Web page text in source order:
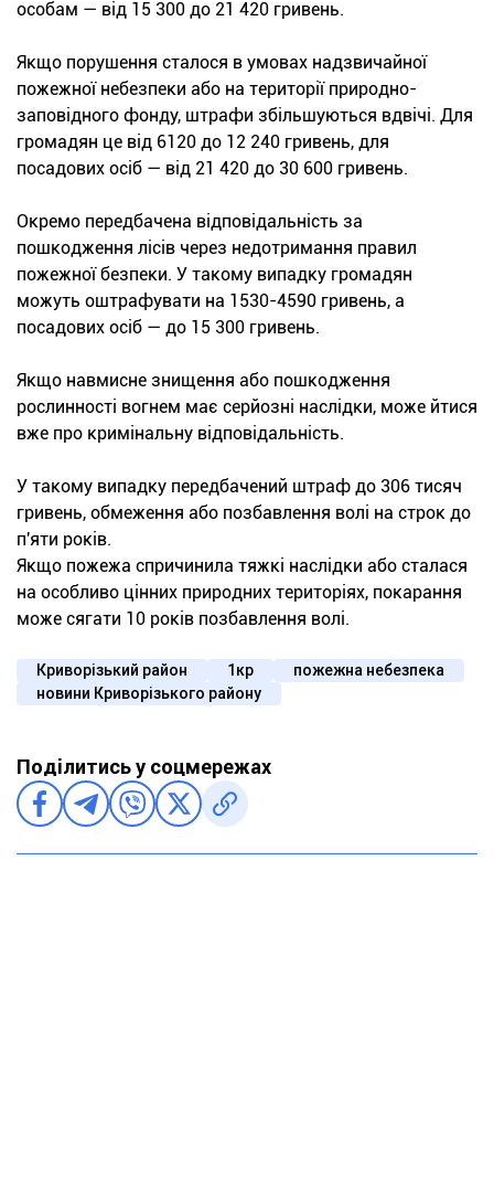
особам — від 15 300 до 21 420 гривень.
Якщо порушення сталося в умовах надзвичайної
пожежної небезпеки або на території природно-
заповідного фонду, штрафи збільшуються вдвічі. Для
громадян це від 6120 до 12 240 гривень, для
посадових осіб — від 21 420 до 30 600 гривень.
Окремо передбачена відповідальність за
пошкодження лісів через недотримання правил
пожежної безпеки. У такому випадку громадян
можуть оштрафувати на 1530-4590 гривень, а
посадових осіб — до 15 300 гривень.
Якщо навмисне знищення або пошкодження
рослинності вогнем має серйозні наслідки, може йтися
вже про кримінальну відповідальність.
У такому випадку передбачений штраф до 306 тисяч
гривень, обмеження або позбавлення волі на строк до
п'яти років.
Якщо пожежа спричинила тяжкі наслідки або сталася
на особливо цінних природних територіях, покарання
може сягати 10 років позбавлення волі.
Криворізький район 1кр
пожежна небезпека
новини Криворізького району
Поділитись у соцмережах